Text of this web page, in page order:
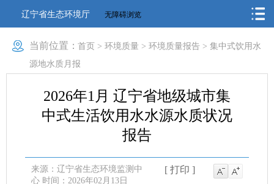
辽宁省生态环境厅 无障碍浏览
当前位置：首页 > 环境质量 > 环境质量报告 > 集中式饮用水
源地水质月报
2026年1月 辽宁省地级城市集
中式生活饮用水水源水质状况
报告
[ 打印 ]
来源：辽宁省生态环境监测中
心 时间：2026年02月13日